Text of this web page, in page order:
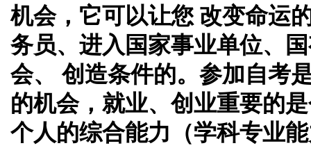
机会，它可以让您 改变命运
务员、进入国家事业单位、
会、 创造条件的。参加自考
的机会，就业、创业重要的
个人的综合能力（学科专业